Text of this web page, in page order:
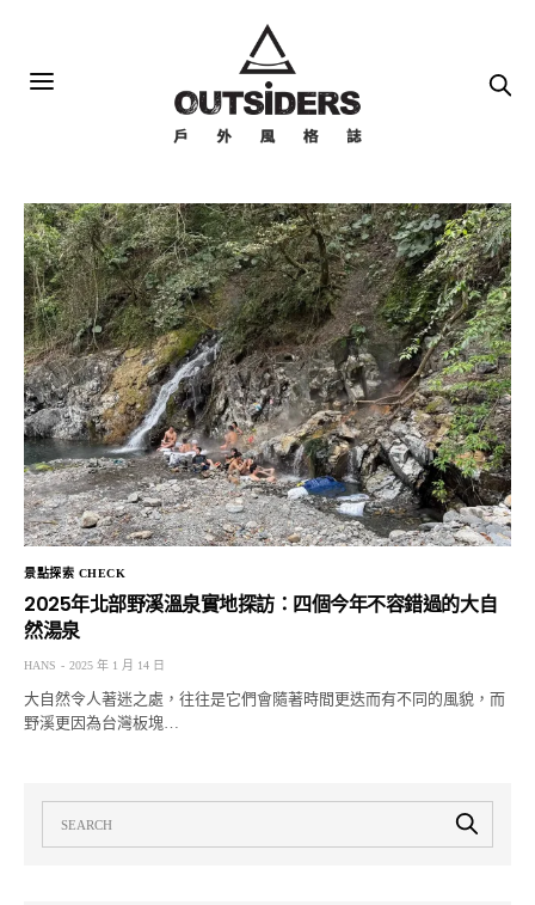
景點探索 CHECK
2025年北部野溪溫泉實地探訪：四個今年不容錯過的大自
然湯泉
HANS 2025 年 1 月 14 日
大自然令人著迷之處，往往是它們會隨著時間更迭而有不同的風貌，而
野溪更因為台灣板塊…